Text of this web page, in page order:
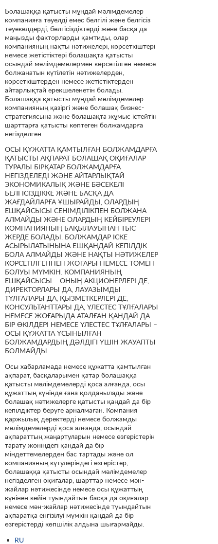
Болашаққа қатысты мұндай мәлімдемелер
компанияға тәуелді емес белгілі және белгісіз
тәуекелдерді, белгісіздіктерді және басқа да
маңызды факторларды қамтиды, олар
компанияның нақты нәтижелері, көрсеткіштері
немесе жетістіктері болашақта қатысты
осындай мәлімдемелермен көрсетілген немесе
болжанатын күтілетін нәтижелерден,
көрсеткіштерден немесе жетістіктерден
айтарлықтай ерекшеленетін болады.
Болашаққа қатысты мұндай мәлімдемелер
компанияның қазіргі және болашақ бизнес-
стратегиясына және болашақта жұмыс істейтін
шарттарға қатысты көптеген болжамдарға
негізделген.
ОСЫ ҚҰЖАТТА ҚАМТЫЛҒАН БОЛЖАМДАРҒА
ҚАТЫСТЫ АҚПАРАТ БОЛАШАҚ ОҚИҒАЛАР
ТУРАЛЫ БІРҚАТАР БОЛЖАМДАРҒА
НЕГІЗДЕЛЕДІ ЖӘНЕ АЙТАРЛЫҚТАЙ
ЭКОНОМИКАЛЫҚ ЖӘНЕ БӘСЕКЕЛІ
БЕЛГІСІЗДІККЕ ЖӘНЕ БАСҚА ДА
ЖАҒДАЙЛАРҒА ҰШЫРАЙДЫ, ОЛАРДЫҢ
ЕШҚАЙСЫСЫ СЕНІМДІЛІКПЕН БОЛЖАНА
АЛМАЙДЫ ЖӘНЕ ОЛАРДЫҢ КЕЙБІРЕУЛЕРІ
КОМПАНИЯНЫҢ БАҚЫЛАУЫНАН ТЫС
ЖЕРДЕ БОЛАДЫ. БОЛЖАМДАР ІСКЕ
АСЫРЫЛАТЫНЫНА ЕШҚАНДАЙ КЕПІЛДІК
БОЛА АЛМАЙДЫ ЖӘНЕ НАҚТЫ НӘТИЖЕЛЕР
КӨРСЕТІЛГЕННЕН ЖОҒАРЫ НЕМЕСЕ ТӨМЕН
БОЛУЫ МҮМКІН. КОМПАНИЯНЫҢ
ЕШҚАЙСЫСЫ – ОНЫҢ АКЦИОНЕРЛЕРІ ДЕ,
ДИРЕКТОРЛАРЫ ДА, ЛАУАЗЫМДЫ
ТҰЛҒАЛАРЫ ДА, ҚЫЗМЕТКЕРЛЕРІ ДЕ,
КОНСУЛЬТАНТТАРЫ ДА, ҮЛЕСТЕС ТҰЛҒАЛАРЫ
НЕМЕСЕ ЖОҒАРЫДА АТАЛҒАН ҚАНДАЙ ДА
БІР ӨКІЛДЕРІ НЕМЕСЕ ҮЛЕСТЕС ТҰЛҒАЛАРЫ –
ОСЫ ҚҰЖАТТА ҰСЫНЫЛҒАН
БОЛЖАМДАРДЫҢ ДӘЛДІГІ ҮШІН ЖАУАПТЫ
БОЛМАЙДЫ.
Осы хабарламада немесе құжатта қамтылған
ақпарат, басқаларымен қатар болашаққа
қатысты мәлімдемелерді қоса алғанда, осы
құжаттың күнінде ғана қолданылады және
болашақ нәтижелерге қатысты қандай да бір
кепілдіктер беруге арналмаған. Компания
қаржылық деректерді немесе болжамды
мәлімдемелерді қоса алғанда, осындай
ақпараттың жаңартуларын немесе өзгерістерін
тарату жөніндегі қандай да бір
міндеттемелерден бас тартады және ол
компанияның күтулеріндегі өзгерістер,
болашаққа қатысты осындай мәлімдемелер
негізделген оқиғалар, шарттар немесе мән-
жайлар нәтижесінде немесе осы құжаттың
күнінен кейін туындайтын басқа да оқиғалар
немесе мән-жайлар нәтижесінде туындайтын
ақпаратқа енгізілуі мүмкін қандай да бір
өзгерістерді көпшілік алдына шығармайды.
RU